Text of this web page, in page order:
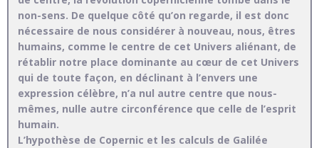
non-sens. De quelque côté qu’on regarde, il est donc
nécessaire de nous considérer à nouveau, nous, êtres
humains, comme le centre de cet Univers aliénant, de
rétablir notre place dominante au cœur de cet Univers
qui de toute façon, en déclinant à l’envers une
expression célèbre, n’a nul autre centre que nous-
mêmes, nulle autre circonférence que celle de l’esprit
humain.
L’hypothèse de Copernic et les calculs de Galilée